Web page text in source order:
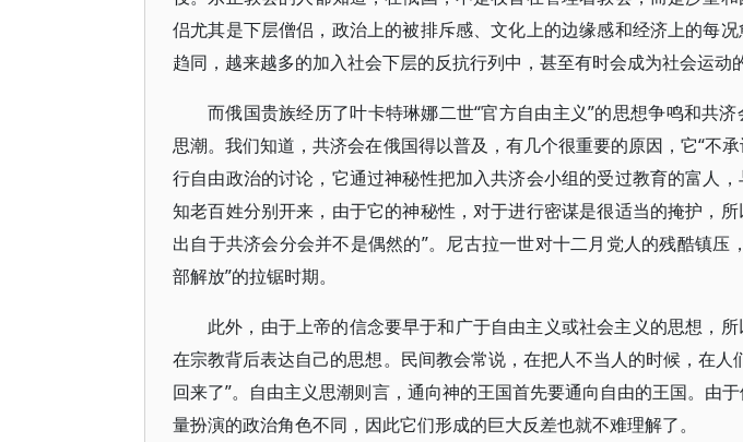
侣尤其是下层僧侣，政治上的被排斥感、文化上的边缘感和经济上的每
趋同，越来越多的加入社会下层的反抗行列中，甚至有时会成为社会运动
而俄国贵族经历了叶卡特琳娜二世“官方自由主义”的思想争鸣和共
思潮。我们知道，共济会在俄国得以普及，有几个很重要的原因，它“不
行自由政治的讨论，它通过神秘性把加入共济会小组的受过教育的富人
知老百姓分别开来，由于它的神秘性，对于进行密谋是很适当的掩护，
出自于共济会分会并不是偶然的”。尼古拉一世对十二月党人的残酷镇压
部解放”的拉锯时期。
此外，由于上帝的信念要早于和广于自由主义或社会主义的思想，
在宗教背后表达自己的思想。民间教会常说，在把人不当人的时候，在人
回来了”。自由主义思潮则言，通向神的王国首先要通向自由的王国。由
量扮演的政治角色不同，因此它们形成的巨大反差也就不难理解了。